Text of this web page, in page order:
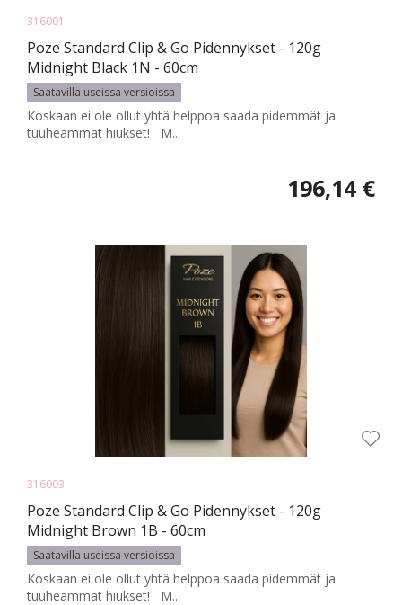
316001
Poze Standard Clip & Go Pidennykset - 120g
Midnight Black 1N - 60cm
Saatavilla useissa versioissa
Koskaan ei ole ollut yhtä helppoa saada pidemmät ja
tuuheammat hiukset! M...
196,14 €
316003
Poze Standard Clip & Go Pidennykset - 120g
Midnight Brown 1B - 60cm
Saatavilla useissa versioissa
Koskaan ei ole ollut yhtä helppoa saada pidemmät ja
tuuheammat hiukset! M...